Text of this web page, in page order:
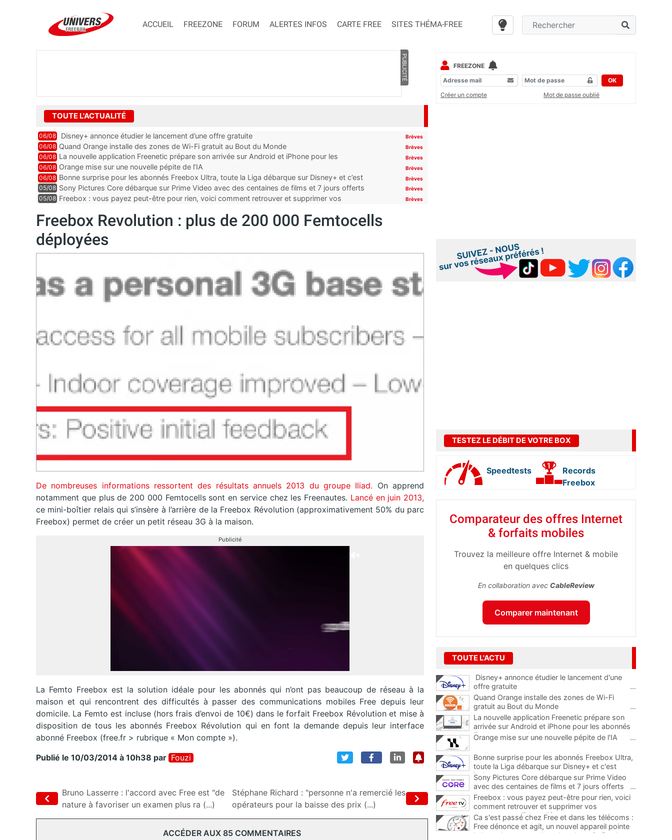
ACCUEIL FREEZONE FORUM ALERTES INFOS CARTE FREE SITES THÉMA-FREE
PUBLICITÉ
TOUTE L'ACTUALITÉ
06/08 Disney+ annonce étudier le lancement d’une offre gratuite Brèves
06/08 Quand Orange installe des zones de Wi-Fi gratuit au Bout du Monde Brèves
06/08 La nouvelle application Freenetic prépare son arrivée sur Android et iPhone pour les
abonnés Freebox, testez la
Brèves
06/08 Orange mise sur une nouvelle pépite de l’IA Brèves
06/08 Bonne surprise pour les abonnés Freebox Ultra, toute la Liga débarque sur Disney+ et c’est
inclus
Brèves
05/08 Sony Pictures Core débarque sur Prime Video avec des centaines de films et 7 jours offerts Brèves
05/08 Freebox : vous payez peut-être pour rien, voici comment retrouver et supprimer vos
Brèves
Freebox Revolution : plus de 200 000 Femtocells
déployées
De nombreuses informations ressortent des résultats annuels 2013 du groupe Iliad. On apprend
notamment que plus de 200 000 Femtocells sont en service chez les Freenautes. Lancé en juin 2013,
ce mini-boîtier relais qui s’insère à l’arrière de la Freebox Révolution (approximativement 50% du parc
Freebox) permet de créer un petit réseau 3G à la maison.
Publicité
La Femto Freebox est la solution idéale pour les abonnés qui n’ont pas beaucoup de réseau à la
maison et qui rencontrent des difficultés à passer des communications mobiles Free depuis leur
domicile. La Femto est incluse (hors frais d’envoi de 10€) dans le forfait Freebox Révolution et mise à
disposition de tous les abonnés Freebox Révolution qui en font la demande depuis leur interface
abonné Freebox (free.fr > rubrique « Mon compte »).
Publié le 10/03/2014 à 10h38 par Fouzi
Bruno Lasserre : l'accord avec Free est "de
nature à favoriser un examen plus ra (...)
Stéphane Richard : "personne n'a remercié les
opérateurs pour la baisse des prix (...)
ACCÉDER AUX 85 COMMENTAIRES
FREEZONE
OK
Créer un compte
Mot de passe oublié
TESTEZ LE DÉBIT DE VOTRE BOX
Speedtests
Records
Freebox
Comparateur des offres Internet
& forfaits mobiles
Trouvez la meilleure offre Internet & mobile
en quelques clics
En collaboration avec CableReview
Comparer maintenant
TOUTE L'ACTU
Disney+ annonce étudier le lancement d'une
offre gratuite
...
Quand Orange installe des zones de Wi-Fi
gratuit au Bout du Monde
...
La nouvelle application Freenetic prépare son
arrivée sur Android et iPhone pour les abonnés
Freebox, testez la
Orange mise sur une nouvelle pépite de l'IA ...
Bonne surprise pour les abonnés Freebox Ultra,
toute la Liga débarque sur Disney+ et c'est
inclus
Sony Pictures Core débarque sur Prime Video
avec des centaines de films et 7 jours offerts
...
Freebox : vous payez peut-être pour rien, voici
comment retrouver et supprimer vos
abonnements TV oubliés
...
Ca s'est passé chez Free et dans les télécoms :
Free dénonce et agit, un nouvel appareil pointe
le bout de son nez chez des abonnés Freebox...